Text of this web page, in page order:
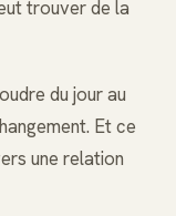
trouver de la
du jour au
Et ce
une relation